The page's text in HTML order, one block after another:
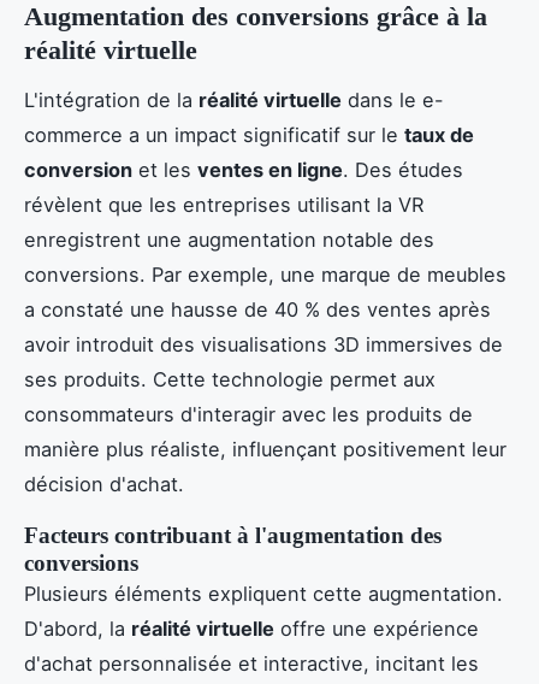
Augmentation des conversions grâce à la
réalité virtuelle
L'intégration de la réalité virtuelle dans le e-
commerce a un impact significatif sur le taux de
conversion et les ventes en ligne. Des études
révèlent que les entreprises utilisant la VR
enregistrent une augmentation notable des
conversions. Par exemple, une marque de meubles
a constaté une hausse de 40 % des ventes après
avoir introduit des visualisations 3D immersives de
ses produits. Cette technologie permet aux
consommateurs d'interagir avec les produits de
manière plus réaliste, influençant positivement leur
décision d'achat.
Facteurs contribuant à l'augmentation des
conversions
Plusieurs éléments expliquent cette augmentation.
D'abord, la réalité virtuelle offre une expérience
d'achat personnalisée et interactive, incitant les